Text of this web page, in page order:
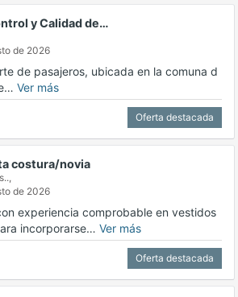
y Calidad de…
de 2026
de pasajeros, ubicada en la comuna d
Ver más
Oferta destacada
costura/novia
de 2026
experiencia comprobable en vestidos
incorporarse… Ver más
Oferta destacada